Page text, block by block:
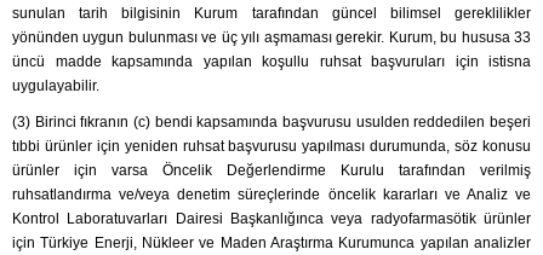
sunulan tarih bilgisinin Kurum tarafından güncel bilimsel gereklilikler
yönünden uygun bulunması ve üç yılı aşmaması gerekir. Kurum, bu hususa 33
üncü madde kapsamında yapılan koşullu ruhsat başvuruları için istisna
uygulayabilir.
(3) Birinci fıkranın (c) bendi kapsamında başvurusu usulden reddedilen beşeri
tıbbi ürünler için yeniden ruhsat başvurusu yapılması durumunda, söz konusu
ürünler için varsa Öncelik Değerlendirme Kurulu tarafından verilmiş
ruhsatlandırma ve/veya denetim süreçlerinde öncelik kararları ve Analiz ve
Kontrol Laboratuvarları Dairesi Başkanlığınca veya radyofarmasötik ürünler
için Türkiye Enerji, Nükleer ve Maden Araştırma Kurumunca yapılan analizler